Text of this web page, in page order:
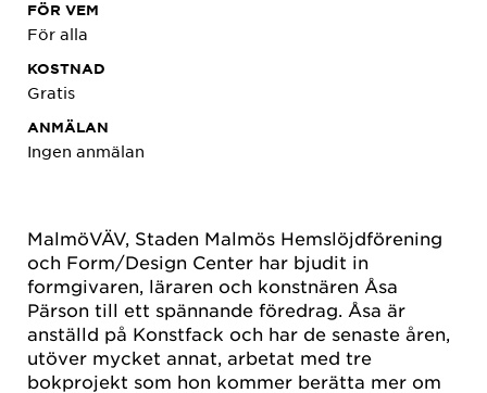
MalmöVÄV, Staden Malmös Hemslöjdförening
och Form/Design Center har bjudit in
formgivaren, läraren och konstnären Åsa
Pärson till ett spännande föredrag. Åsa är
anställd på Konstfack och har de senaste åren,
utöver mycket annat, arbetat med tre
bokprojekt som hon kommer berätta mer om
FÖR VEM
För alla
KOSTNAD
Gratis
ANMÄLAN
Ingen anmälan